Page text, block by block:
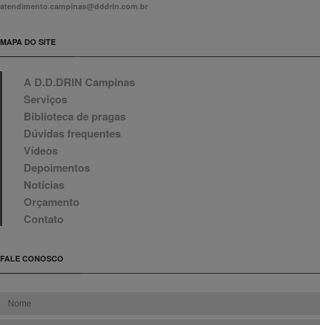
atendimento.campinas@dddrin.com.br
MAPA DO SITE
A D.D.DRIN Campinas
Serviços
Biblioteca de pragas
Dúvidas frequentes
Vídeos
Depoimentos
Notícias
Orçamento
Contato
FALE CONOSCO